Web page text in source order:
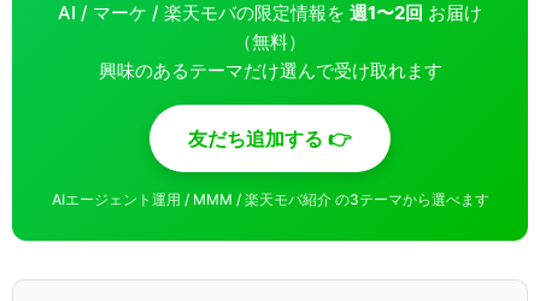
AI / マーケ / 楽天モバの限定情報を 週1〜2回 お届け
（無料）
興味のあるテーマだけ選んで受け取れます
友だち追加する 👉
AIエージェント運用 / MMM / 楽天モバ紹介 の3テーマから選べます